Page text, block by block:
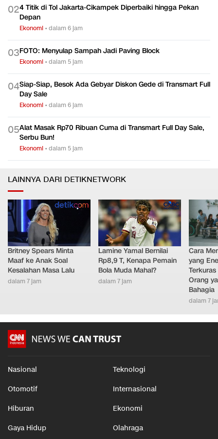
024 Titik di Tol Jakarta-Cikampek Diperbaiki hingga Pekan
Depan
Ekonomi •dalam 6 jam
03FOTO: Menyulap Sampah Jadi Paving Block
Ekonomi •dalam 5 jam
04Siap-Siap, Besok Ada Gebyar Diskon Gede di Transmart Full
Day Sale
Ekonomi •dalam 6 jam
05Alat Masak Rp70 Ribuan Cuma di Transmart Full Day Sale,
Serbu Bun!
Ekonomi •dalam 5 jam
LAINNYA DARI DETIKNETWORK
Britney Spears Minta
Maaf ke Anak Soal
Kesalahan Masa Lalu
dalam 7 jam
Lamine Yamal Bernilai
Rp8,9 T, Kenapa Pemain
Bola Muda Mahal?
dalam 7 jam
Cara
yang
Orang
Bahagia
dalam 7
Nasional Teknologi
Otomotif Internasional
Hiburan Ekonomi
Gaya Hidup Olahraga